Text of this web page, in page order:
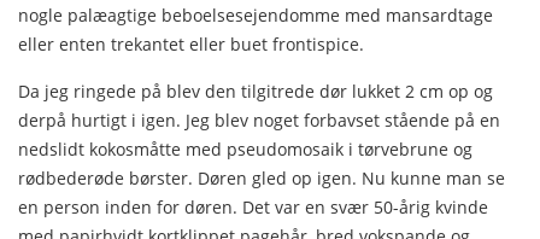
nogle palæagtige beboelsesejendomme med mansardtage
eller enten trekantet eller buet frontispice.
Da jeg ringede på blev den tilgitrede dør lukket 2 cm op og
derpå hurtigt i igen. Jeg blev noget forbavset stående på en
nedslidt kokosmåtte med pseudomosaik i tørvebrune og
rødbederøde børster. Døren gled op igen. Nu kunne man se
en person inden for døren. Det var en svær 50-årig kvinde